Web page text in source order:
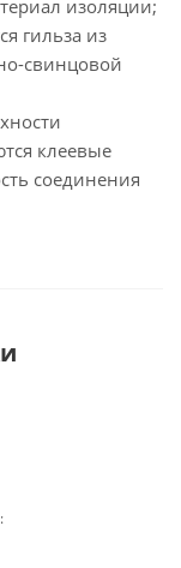
изоляции;
гильза из
свинцовой
клеевые
соединения